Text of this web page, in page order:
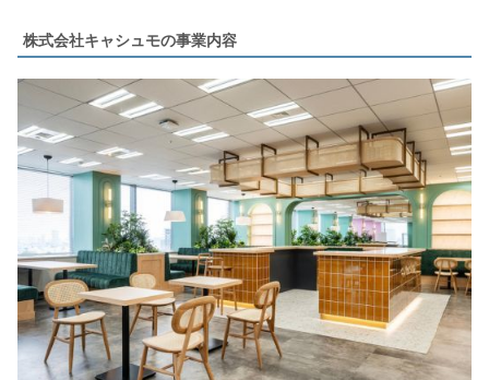
株式会社キャシュモの事業内容